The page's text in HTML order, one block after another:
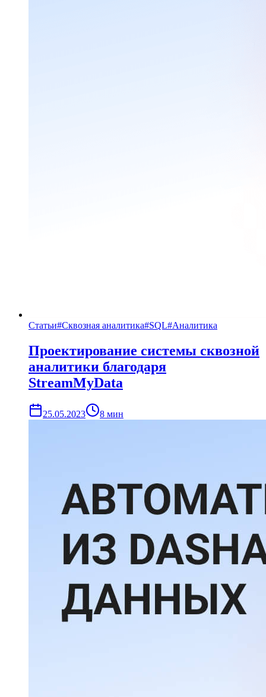
Статьи#Сквозная аналитика#SQL#Аналитика
Проектирование системы сквозной
аналитики благодаря
StreamMyData
25.05.2023 8 мин